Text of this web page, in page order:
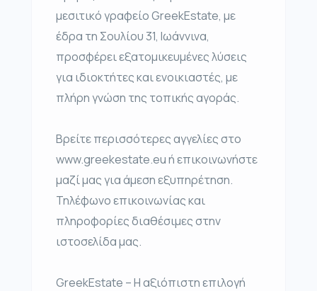
μεσιτικό γραφείο GreekEstate, με
έδρα τη Σουλίου 31, Ιωάννινα,
προσφέρει εξατομικευμένες λύσεις
για ιδιοκτήτες και ενοικιαστές, με
πλήρη γνώση της τοπικής αγοράς.
Βρείτε περισσότερες αγγελίες στο
www.greekestate.eu ή επικοινωνήστε
μαζί μας για άμεση εξυπηρέτηση.
Τηλέφωνο επικοινωνίας και
πληροφορίες διαθέσιμες στην
ιστοσελίδα μας.
GreekEstate – Η αξιόπιστη επιλογή